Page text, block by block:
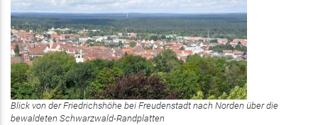
Blick von der Friedrichshöhe bei Freudenstadt nach Norden über die
bewaldeten Schwarzwald-Randplatten